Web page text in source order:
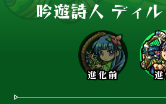
吟遊詩人 ディ
進化前